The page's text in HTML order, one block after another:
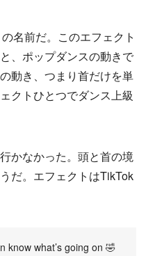
名前だ。このエフェクト
、ポップダンスの動きで
動き、つまり首だけを単
クトひとつでダンス上級
かなかった。頭と首の境
だ。エフェクトはTikTok
know what’s going on 🤣